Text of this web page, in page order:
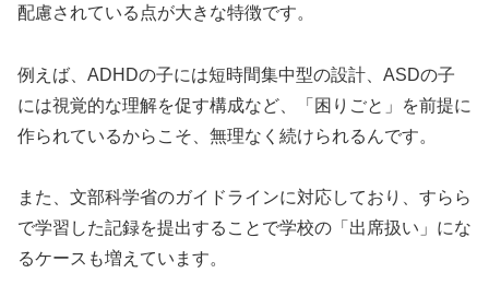
配慮されている点が大きな特徴です。
例えば、ADHDの子には短時間集中型の設計、ASDの子
には視覚的な理解を促す構成など、「困りごと」を前提に
作られているからこそ、無理なく続けられるんです。
また、文部科学省のガイドラインに対応しており、すらら
で学習した記録を提出することで学校の「出席扱い」にな
るケースも増えています。